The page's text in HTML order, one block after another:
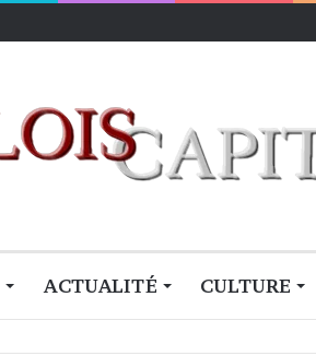
ACTUALITÉ CULTURE